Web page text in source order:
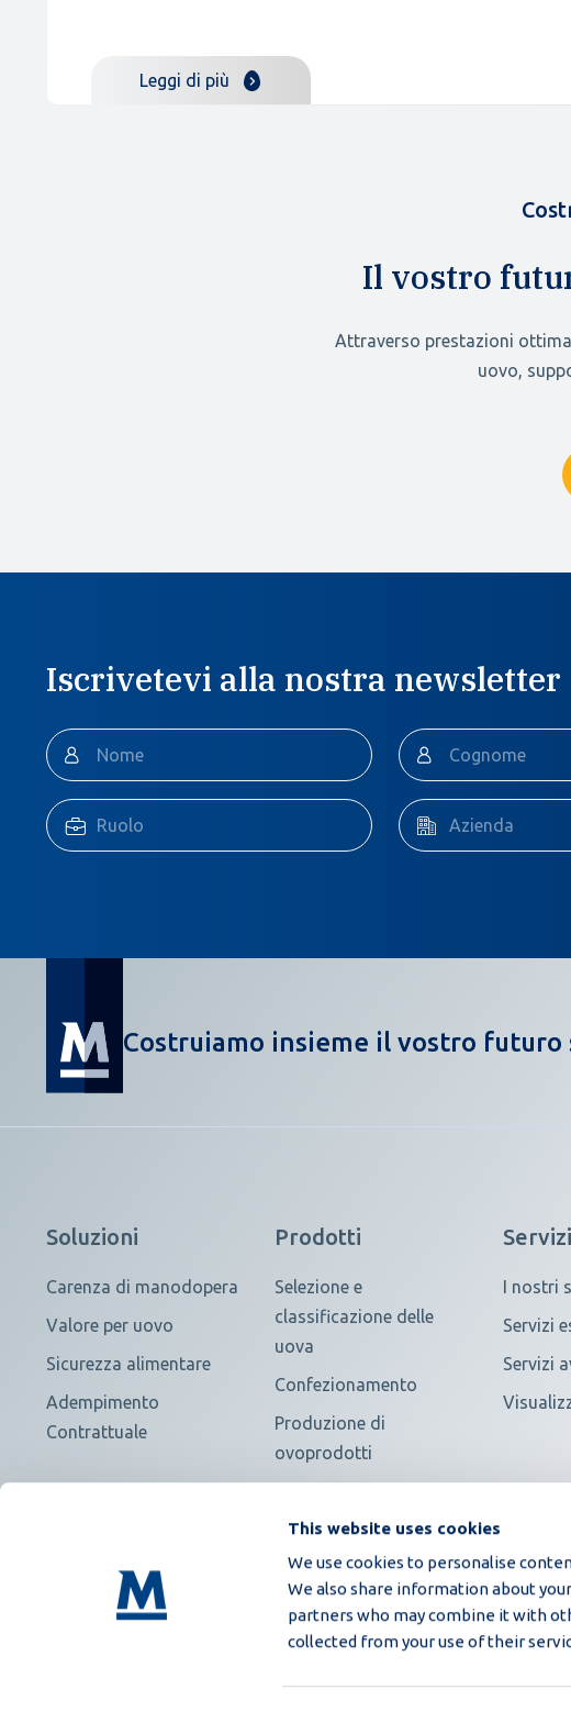
This website uses cookies
We use cookies to personalise
We also share information about
partners who may combine it with
collected from your use of their
Leggi di più
Il vostro
Attraverso prestazioni
uovo,
Iscrivetevi alla nostra newsletter
Costruiamo insieme il vostro
Soluzioni
Carenza di manodopera
Valore per uovo
Sicurezza alimentare
Adempimento
Contrattuale
Prodotti
Selezione e
classificazione delle
uova
Confezionamento
Produzione di
ovoprodotti
I nostri
Servizi
Servizi